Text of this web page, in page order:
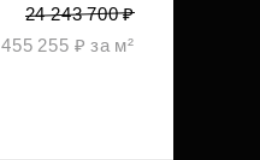
24 243 700 ₽
455 255 ₽ за м²